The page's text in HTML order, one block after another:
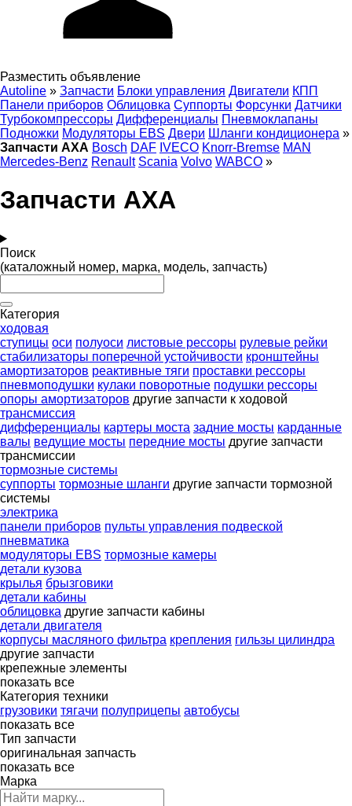
Разместить объявление
Autoline » Запчасти Блоки управления Двигатели КПП
Панели приборов Облицовка Суппорты Форсунки Датчики
Турбокомпрессоры Дифференциалы Пневмоклапаны
Подножки Модуляторы EBS Двери Шланги кондиционера »
Запчасти AXA Bosch DAF IVECO Knorr-Bremse MAN
Mercedes-Benz Renault Scania Volvo WABCO »
Запчасти AXA
Поиск
(каталожный номер, марка, модель, запчасть)
Категория
ходовая
ступицы оси полуоси листовые рессоры рулевые рейки
стабилизаторы поперечной устойчивости кронштейны
амортизаторов реактивные тяги проставки рессоры
пневмоподушки кулаки поворотные подушки рессоры
опоры амортизаторов другие запчасти к ходовой
трансмиссия
дифференциалы картеры моста задние мосты карданные
валы ведущие мосты передние мосты другие запчасти
трансмиссии
тормозные системы
суппорты тормозные шланги другие запчасти тормозной
системы
электрика
панели приборов пульты управления подвеской
пневматика
модуляторы EBS тормозные камеры
детали кузова
крылья брызговики
детали кабины
облицовка другие запчасти кабины
детали двигателя
корпусы масляного фильтра крепления гильзы цилиндра
другие запчасти
крепежные элементы
показать все
Категория техники
грузовики тягачи полуприцепы автобусы
показать все
Тип запчасти
оригинальная запчасть
показать все
Марка